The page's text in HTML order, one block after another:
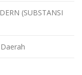
(SUBSTANSI